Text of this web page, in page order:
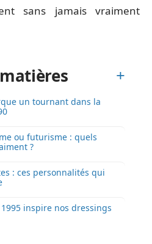
sans jamais vraiment
un tournant dans la
ou futurisme : quels
?
: ces personnalités qui
inspire nos dressings